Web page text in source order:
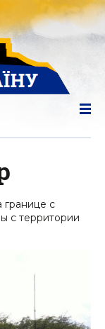
с
с территории